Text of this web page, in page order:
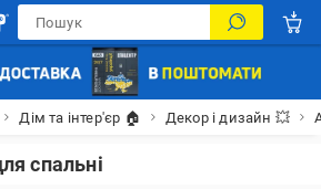
Дім та інтер'єр 🏠 Декор і дизайн 💥
спальні